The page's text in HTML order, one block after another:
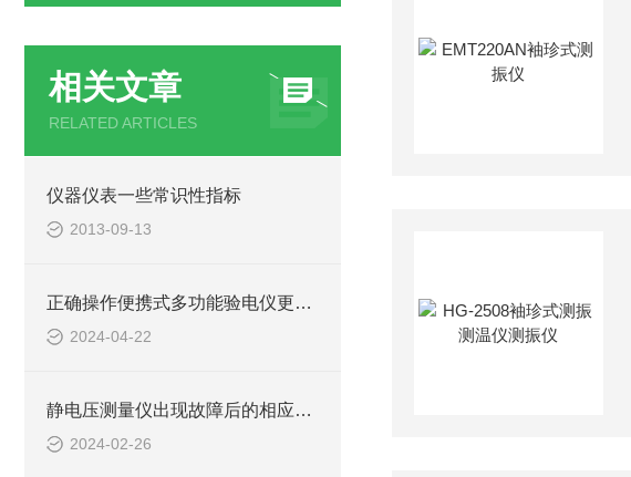
相关文章
RELATED ARTICLES
仪器仪表一些常识性指标
2013-09-13
正确操作便携式多功能验电仪更好地完成各种电气测量任务
2024-04-22
静电压测量仪出现故障后的相应解决方法分享
2024-02-26